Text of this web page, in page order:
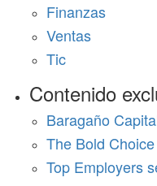
Finanzas
Ventas
Tic
Contenido
Baragaño
The Bold
Top Employers